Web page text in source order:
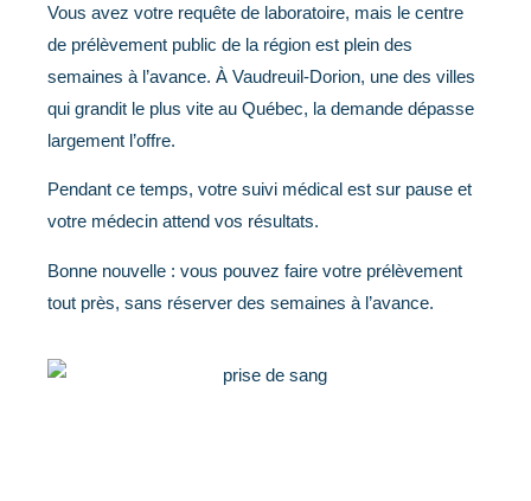
Vous avez votre requête de laboratoire, mais le centre
de prélèvement public de la région est plein des
semaines à l’avance. À Vaudreuil-Dorion, une des villes
qui grandit le plus vite au Québec, la demande dépasse
largement l’offre.
Pendant ce temps, votre suivi médical est sur pause et
votre médecin attend vos résultats.
Bonne nouvelle : vous pouvez faire votre prélèvement
tout près, sans réserver des semaines à l’avance.